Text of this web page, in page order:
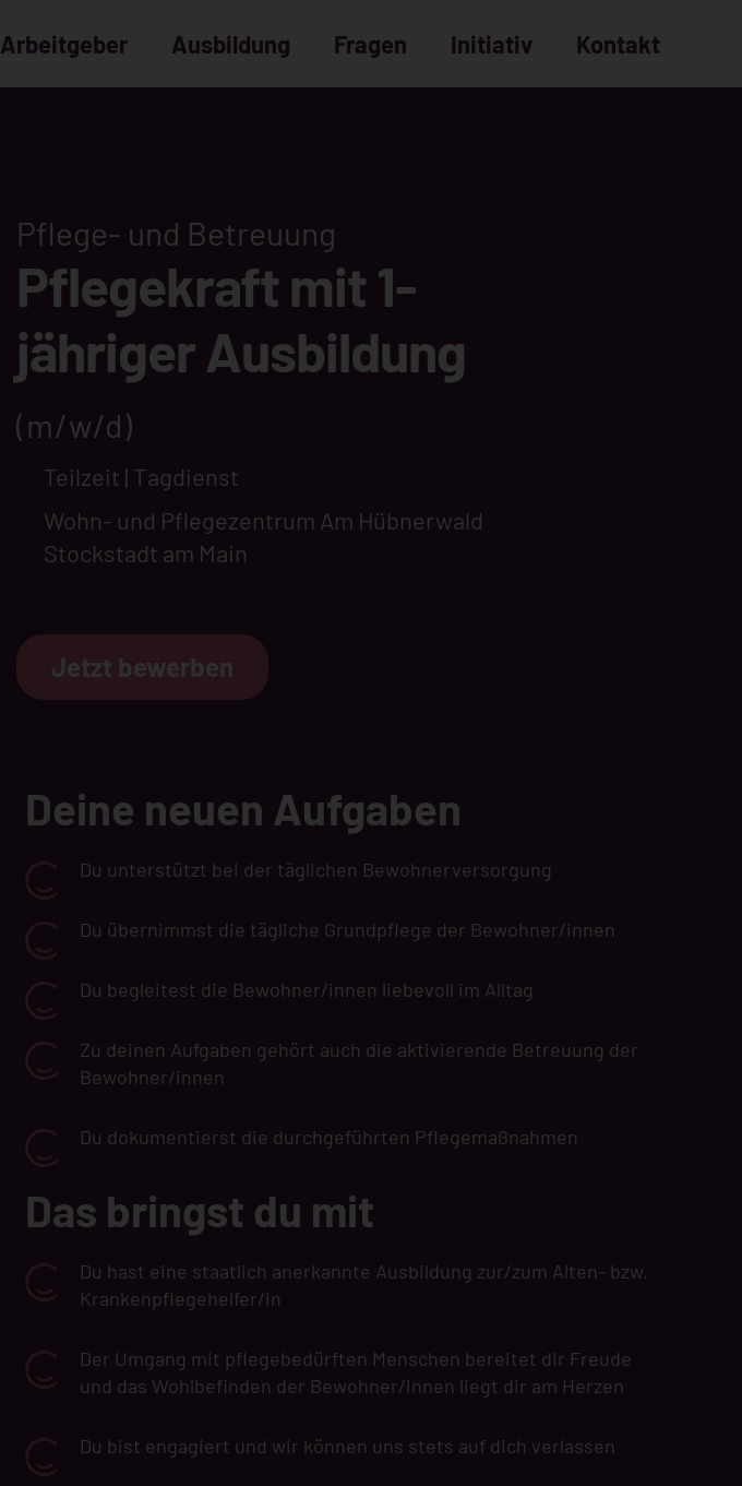
Arbeitgeber Ausbildung Fragen Initiativ Kontakt
Pflege- und Betreuung
Pflegekraft mit 1-
jähriger Ausbildung
(m/w/d)
Teilzeit | Tagdienst
Wohn- und Pflegezentrum Am Hübnerwald
Stockstadt am Main
Jetzt bewerben
Deine neuen Aufgaben
Du unterstützt bei der täglichen Bewohnerversorgung
Du übernimmst die tägliche Grundpflege der Bewohner/innen
Du begleitest die Bewohner/innen liebevoll im Alltag
Zu deinen Aufgaben gehört auch die aktivierende Betreuung der
Bewohner/innen
Du dokumentierst die durchgeführten Pflegemaßnahmen
Das bringst du mit
Du hast eine staatlich anerkannte Ausbildung zur/zum Alten- bzw.
Krankenpflegehelfer/in
Der Umgang mit pflegebedürften Menschen bereitet dir Freude
und das Wohlbefinden der Bewohner/innen liegt dir am Herzen
Du bist engagiert und wir können uns stets auf dich verlassen